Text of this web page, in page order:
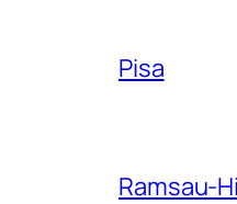
Pisa
Ramsau-